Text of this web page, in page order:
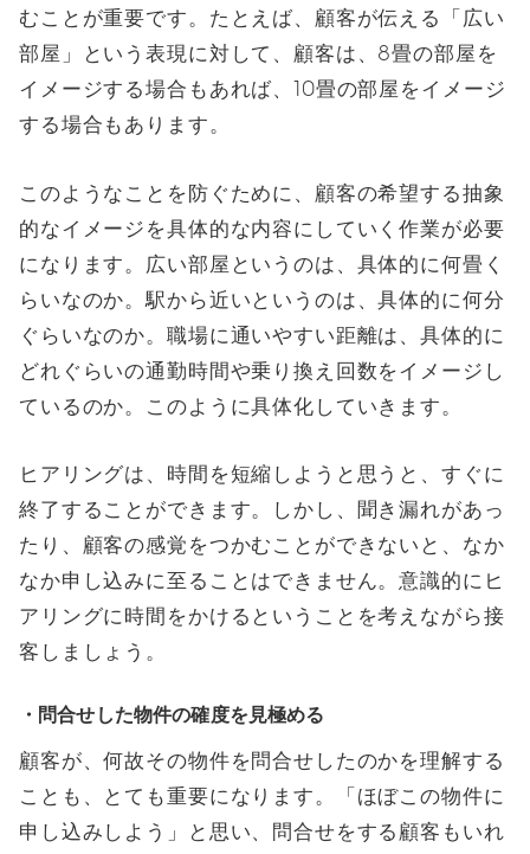
むことが重要です。たとえば、顧客が伝える「広い
部屋」という表現に対して、顧客は、8畳の部屋を
イメージする場合もあれば、10畳の部屋をイメージ
する場合もあります。
このようなことを防ぐために、顧客の希望する抽象
的なイメージを具体的な内容にしていく作業が必要
になります。広い部屋というのは、具体的に何畳く
らいなのか。駅から近いというのは、具体的に何分
ぐらいなのか。職場に通いやすい距離は、具体的に
どれぐらいの通勤時間や乗り換え回数をイメージし
ているのか。このように具体化していきます。
ヒアリングは、時間を短縮しようと思うと、すぐに
終了することができます。しかし、聞き漏れがあっ
たり、顧客の感覚をつかむことができないと、なか
なか申し込みに至ることはできません。意識的にヒ
アリングに時間をかけるということを考えながら接
客しましょう。
・問合せした物件の確度を見極める
顧客が、何故その物件を問合せしたのかを理解する
ことも、とても重要になります。「ほぼこの物件に
申し込みしよう」と思い、問合せをする顧客もいれ